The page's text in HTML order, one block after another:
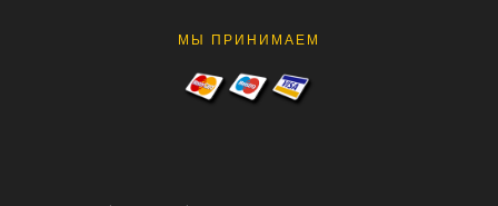
МЫ ПРИНИМАЕМ